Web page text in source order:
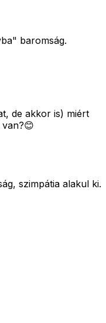
baromság.
de akkor is) miért
szimpátia alakul ki.